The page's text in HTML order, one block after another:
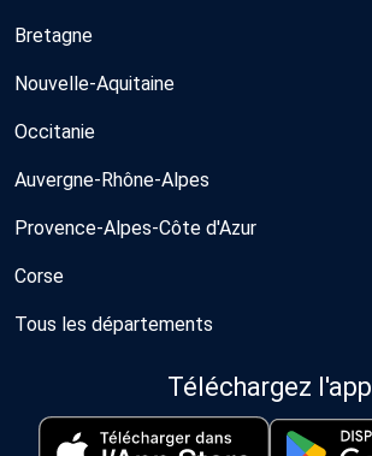
Bretagne
Nouvelle-Aquitaine
Occitanie
Auvergne-Rhône-Alpes
Provence-Alpes-Côte d'Azur
Corse
Tous les départements
Téléchargez l'app